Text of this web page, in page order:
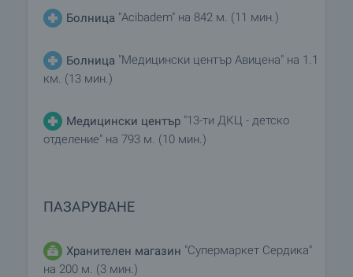
Болница "Acibadem" на 842 м. (11 мин.)
Болница "Медицински център Авицена" на 1.1
км. (13 мин.)
Медицински център "13-ти ДКЦ - детско
отделение" на 793 м. (10 мин.)
ПАЗАРУВАНЕ
Хранителен магазин "Супермаркет Сердика"
на 200 м. (3 мин.)